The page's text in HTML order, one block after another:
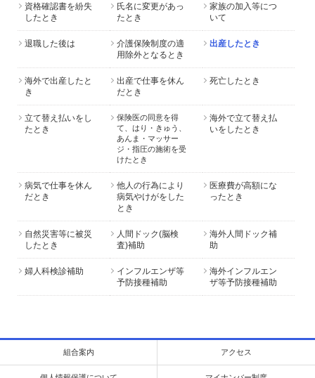
資格確認書を紛失
したとき
氏名に変更があっ
たとき
家族の加入等につ
いて
退職した後は
介護保険制度の適
用除外となるとき
出産したとき
海外で出産したと
き
出産で仕事を休ん
だとき
死亡したとき
立て替え払いをし
たとき
保険医の同意を得
て、はり・きゅう、
あんま・マッサー
ジ・指圧の施術を受
けたとき
海外で立て替え払
いをしたとき
病気で仕事を休ん
だとき
他人の行為により
病気やけがをした
とき
医療費が高額にな
ったとき
自然災害等に被災
したとき
人間ドック(脳検
査)補助
海外人間ドック補
助
婦人科検診補助
インフルエンザ等
予防接種補助
海外インフルエン
ザ等予防接種補助
組合案内 アクセス